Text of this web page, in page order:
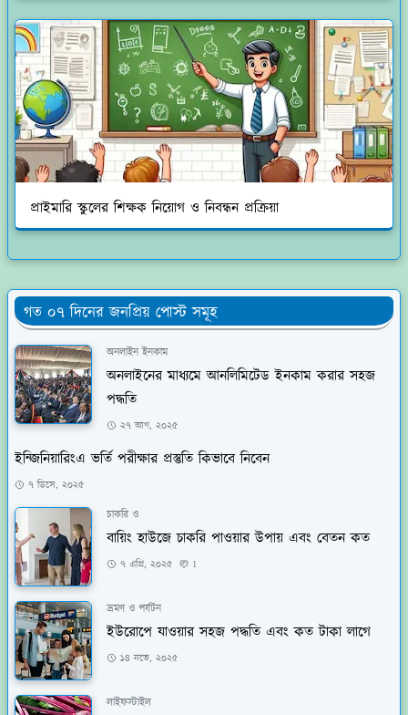
প্রাইমারি স্কুলের শিক্ষক নিয়োগ ও নিবন্ধন প্রক্রিয়া
গত ০৭ দিনের জনপ্রিয় পোস্ট সমূহ
অনলাইন ইনকাম
অনলাইনের মাধ্যমে আনলিমিটেড ইনকাম করার সহজ
পদ্ধতি
২৭ আগ, ২০২৫
ইন্জিনিয়ারিংএ ভর্তি পরীক্ষার প্রস্তুতি কিভাবে নিবেন
৭ ডিসে, ২০২৫
চাকরি ও
বায়িং হাউজে চাকরি পাওয়ার উপায় এবং বেতন কত
৭ এপ্রি, ২০২৫ 1
ভ্রমণ ও পর্যটন
ইউরোপে যাওয়ার সহজ পদ্ধতি এবং কত টাকা লাগে
১৪ নভে, ২০২৫
লাইফস্টাইল